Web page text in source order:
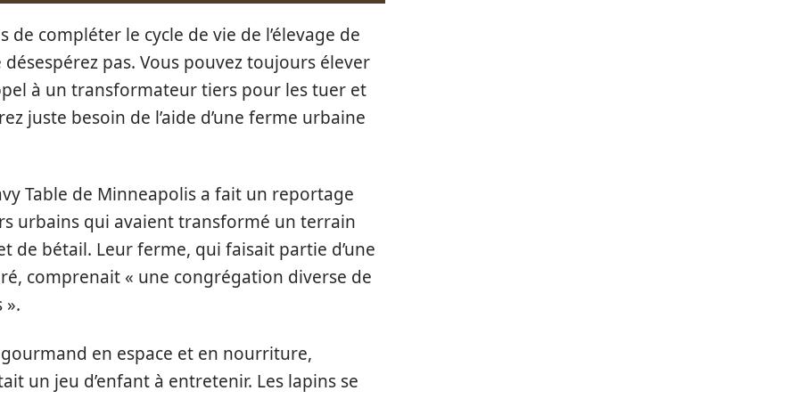
compléter le cycle de vie de l’élevage de
pas. Vous pouvez toujours élever
à un transformateur tiers pour les tuer et
juste besoin de l’aide d’une ferme urbaine
Table de Minneapolis a fait un reportage
urbains qui avaient transformé un terrain
de bétail. Leur ferme, qui faisait partie d’une
comprenait « une congrégation diverse de
».
en espace et en nourriture,
un jeu d’enfant à entretenir. Les lapins se